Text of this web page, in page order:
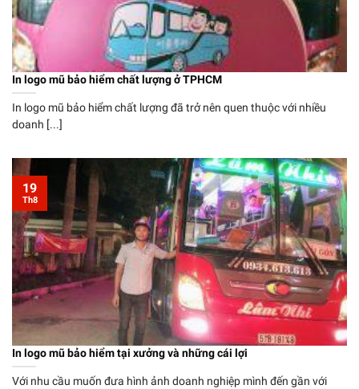
In logo mũ bảo hiểm chất lượng ở TPHCM
In logo mũ bảo hiểm chất lượng đã trở nên quen thuộc với nhiều
doanh [...]
In logo mũ bảo hiểm tại xưởng và những cái lợi
Với nhu cầu muốn đưa hình ảnh doanh nghiệp mình đến gần với
19
Th8